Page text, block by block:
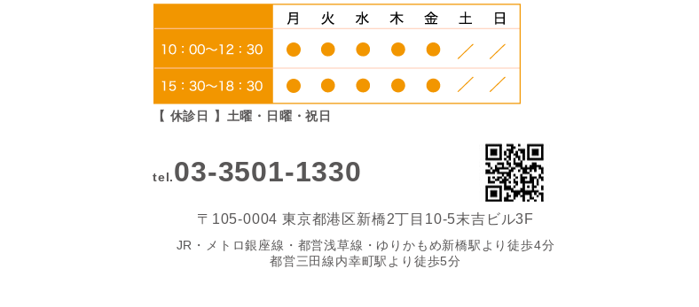
【 休診日 】土曜・日曜・祝日
tel.03-3501-1330
〒105-0004 東京都港区新橋2丁目10-5末吉ビル3F
JR・メトロ銀座線・都営浅草線・ゆりかもめ新橋駅より徒歩4分
都営三田線内幸町駅より徒歩5分